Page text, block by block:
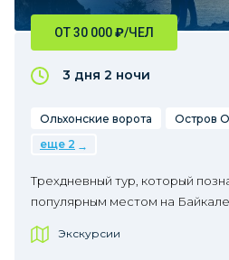
ОТ 30 000₽/ЧЕЛ
3 дня 2 ночи
Ольхонские ворота Остров
еще 2
Трехдневный тур, который
популярным местом на
Экскурсии